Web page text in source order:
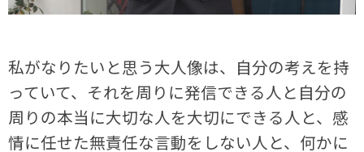
私がなりたいと思う大人像は、自分の考えを持
っていて、それを周りに発信できる人と自分の
周りの本当に大切な人を大切にできる人と、感
情に任せた無責任な言動をしない人と、何かに